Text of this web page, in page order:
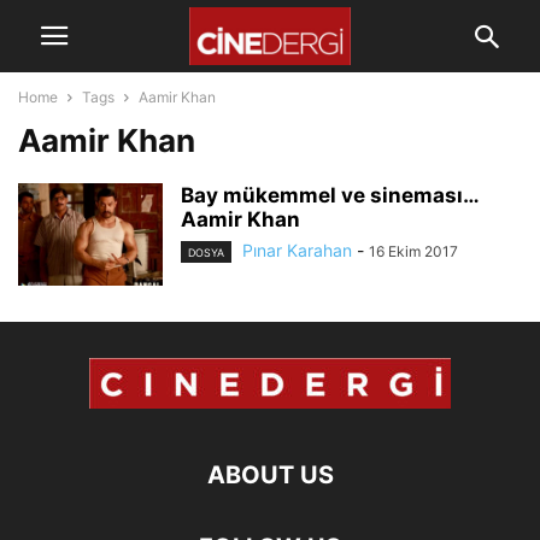
Home Tags Aamir Khan
Aamir Khan
Bay mükemmel ve sineması…
Aamir Khan
DOSYA Pınar Karahan - 16 Ekim 2017
ABOUT US